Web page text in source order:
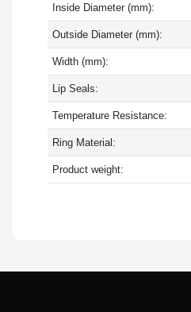
Inside Diameter (mm):
Outside Diameter (mm):
Width (mm):
Lip Seals:
Temperature Resistance:
Ring Material:
Product weight: